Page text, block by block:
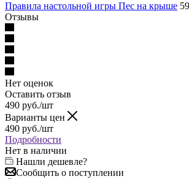
Правила настольной игры Пес на крыше
Отзывы
Нет оценок
Оставить отзыв
490 руб./шт
Варианты цен
490 руб./шт
Подробности
Нет в наличии
Нашли дешевле?
Сообщить о поступлении